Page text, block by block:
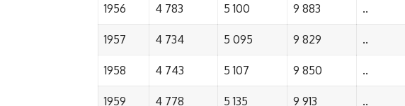
1956 4 783 5 100 9 883 ..
1957 4 734 5 095 9 829 ..
1958 4 743 5 107 9 850 ..
1959 4 778 5 135 9 913 ..